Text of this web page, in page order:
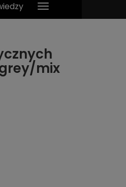
mix